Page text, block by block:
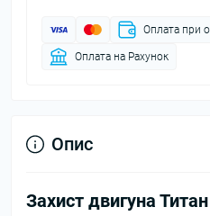
Оплата при
Оплата на Рахунок
Опис
Захист двигуна